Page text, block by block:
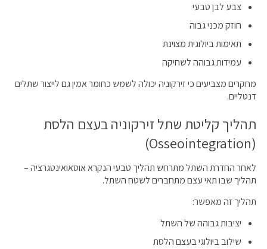
צבע לבן טבעי
חוזק מכני גבוה
תאימות ביולוגית מצוינת
עמידות גבוהה לשחיקה
מחקרים מצביעים כי זירקוניה יכולה לשמש כחומר אמין גם לייצור שתלים
דנטליים.
תהליך קליטת שתל זירקוניה בעצם הלסת
(Osseointegration)
לאחר החדרת השתל מתרחש תהליך טבעי הנקרא אוסאואינטגרציה –
תהליך שבו תאי עצם מתחברים לשטח השתל.
תהליך זה מאפשר:
יציבות גבוהה של השתל
שילוב ביולוגי בעצם הלסת